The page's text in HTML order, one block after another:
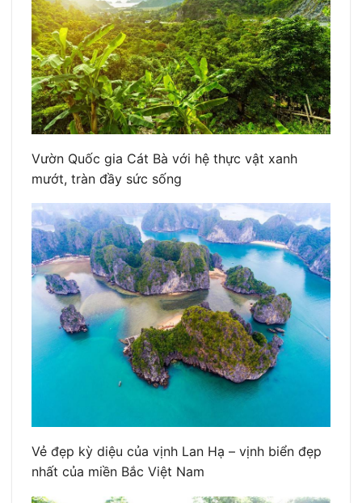
Vườn Quốc gia Cát Bà với hệ thực vật xanh
mướt, tràn đầy sức sống
Vẻ đẹp kỳ diệu của vịnh Lan Hạ – vịnh biển đẹp
nhất của miền Bắc Việt Nam